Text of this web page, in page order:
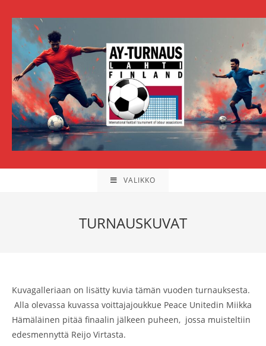
suoraan
sisältöön
VALIKKO
TURNAUSKUVAT
Kuvagalleriaan on lisätty kuvia tämän vuoden turnauksesta.
Alla olevassa kuvassa voittajajoukkue Peace Unitedin Miikka
Hämäläinen pitää finaalin jälkeen puheen, jossa muisteltiin
edesmennyttä Reijo Virtasta.